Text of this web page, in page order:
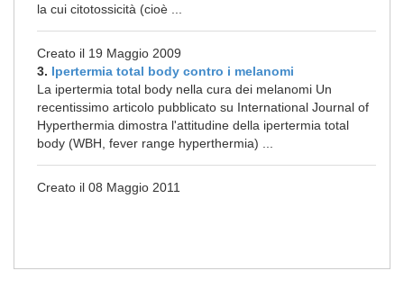
la cui citotossicità (cioè ...
Creato il 19 Maggio 2009
3. Ipertermia total body contro i melanomi
La ipertermia total body nella cura dei melanomi Un
recentissimo articolo pubblicato su International Journal of
Hyperthermia dimostra l'attitudine della ipertermia total
body (WBH, fever range hyperthermia) ...
Creato il 08 Maggio 2011